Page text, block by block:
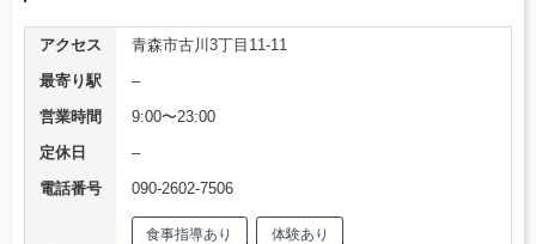
アクセス
青森市古川3丁目11-11
最寄り駅
–
営業時間
9:00〜23:00
定休日
–
電話番号
090-2602-7506
食事指導あり 体験あり